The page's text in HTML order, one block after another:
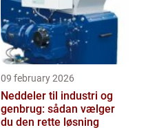
09 february 2026
Neddeler til industri og
genbrug: sådan vælger
du den rette løsning